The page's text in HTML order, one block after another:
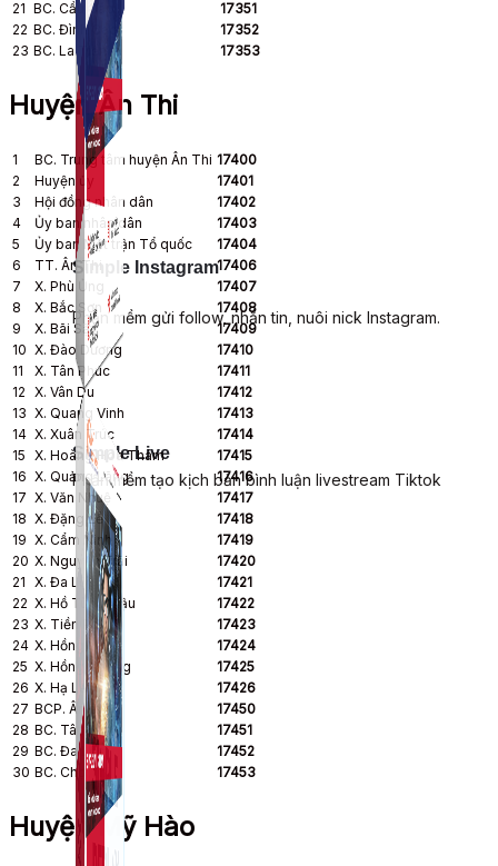
Simple Live
Phần mềm tạo kịch bản bình luận livestream Tiktok
Simple Instagram
Phần mềm gửi follow, nhắn tin, nuôi nick Instagram.
21 BC. Cầu Cáp
17351
22 BC. Đình Cao
17352
23 BC. La Tiến 17353
Huyện Ân Thi
1 BC. Trung tâm huyện Ân Thi 17400
2
Huyện ủy
17401
3
Hội đồng nhân dân
17402
4
Ủy ban nhân dân
17403
5
Ủy ban Mặt trận Tổ quốc
17404
6
TT. Ân Thi
17406
7
X. Phù Ủng
17407
8
X. Bắc Sơn
17408
9
X. Bãi Sậy
17409
10 X. Đào Dương
17410
11
X. Tân Phúc
17411
12 X. Vân Du
17412
13 X. Quang Vinh
17413
14 X. Xuân Trúc
17414
15 X. Hoàng Hoa Thám
17415
16 X. Quảng Lãng
17416
17 X. Văn Nhuệ
17417
18 X. Đặng Lễ
17418
19 X. Cẩm Ninh
17419
20 X. Nguyễn Trãi
17420
21 X. Đa Lộc
17421
22 X. Hồ Tùng Mậu
17422
23 X. Tiền Phong
17423
24 X. Hồng Vân
17424
25 X. Hồng Quang
17425
26 X. Hạ Lễ
17426
27 BCP. Ân Thi
17450
28 BC. Tân Phúc
17451
29 BC. Đa Lộc
17452
30 BC. Chợ Thi 17453
Huyện Mỹ Hào